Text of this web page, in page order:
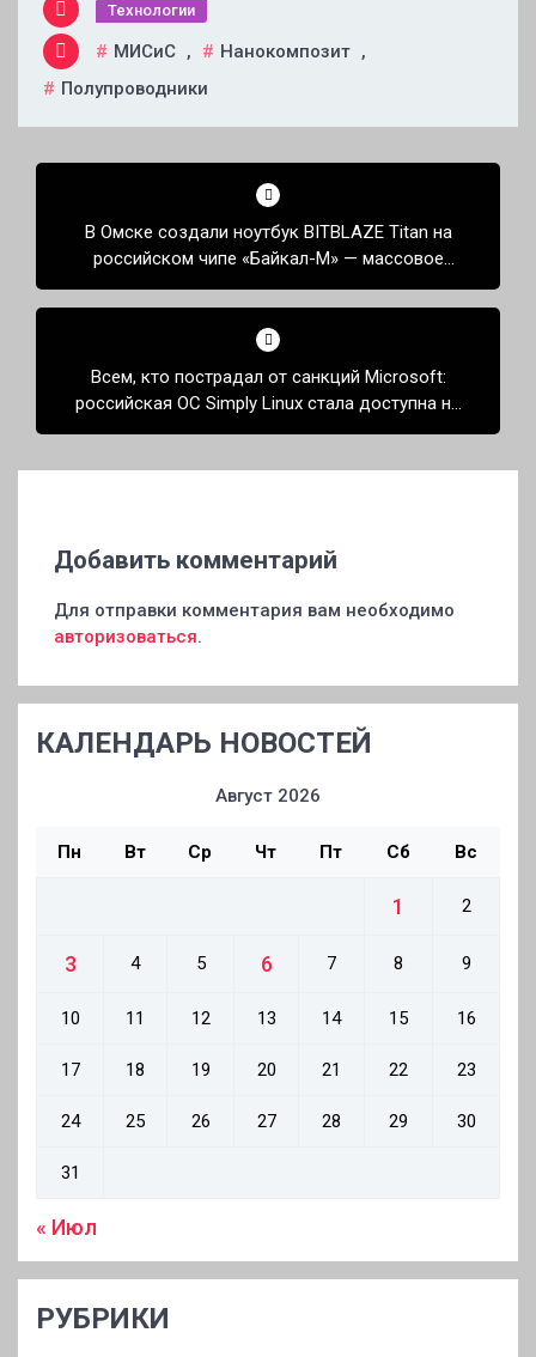
Технологии
МИСиС , Нанокомпозит ,
Полупроводники
Навигация
записямВ Омске создали ноутбук BITBLAZE Titan на
российском чипе «Байкал-М» — массовое
производство начнут к концу года
Всем, кто пострадал от санкций Microsoft:
российская ОС Simply Linux стала доступна на
бесплатной основе
Добавить комментарий
Для отправки комментария вам необходимо
авторизоваться.
КАЛЕНДАРЬ НОВОСТЕЙ
Август 2026
Пн Вт Ср Чт Пт Сб Вс
1 2
3 4 5 6 7 8 9
10 11 12 13 14 15 16
17 18 19 20 21 22 23
24 25 26 27 28 29 30
31
« Июл
РУБРИКИ